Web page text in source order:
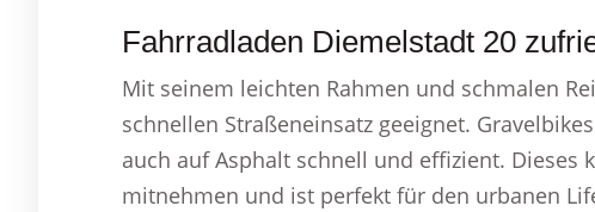
Fahrradladen Diemelstadt 20
Mit seinem leichten Rahmen und schmalen
schnellen Straßeneinsatz geeignet.
auch auf Asphalt schnell und effizient. Dieses
mitnehmen und ist perfekt für den urbanen